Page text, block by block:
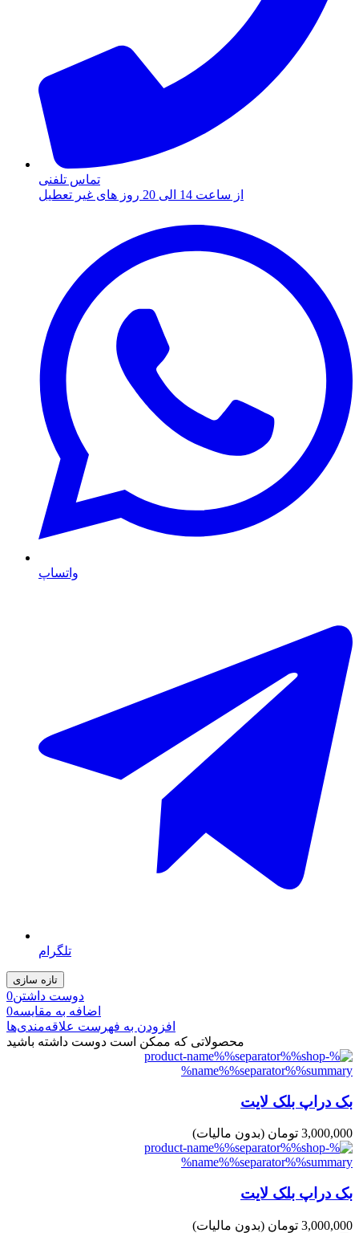
تماس تلفنی
از ساعت 14 الی 20 روز های غیر تعطیل
واتساپ
تلگرام
دوست داشتن0
اضافه به مقایسه0
افزودن به فهرست علاقه‌مندی‌ها
محصولاتی که ممکن است دوست داشته باشید
بک دراپ بلک لایت
3,000,000 تومان (بدون مالیات)
بک دراپ بلک لایت
3,000,000 تومان (بدون مالیات)